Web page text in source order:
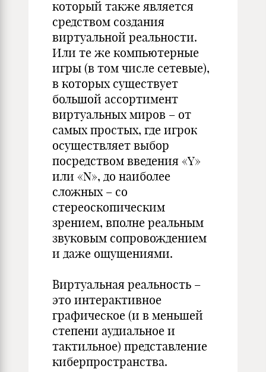
который также является
средством создания
виртуальной реальности.
Или те же компьютерные
игры (в том числе сетевые),
в которых существует
большой ассортимент
виртуальных миров – от
самых простых, где игрок
осуществляет выбор
посредством введения «Y»
или «N», до наиболее
сложных – со
стереоскопическим
зрением, вполне реальным
звуковым сопровождением
и даже ощущениями.
Виртуальная реальность –
это интерактивное
графическое (и в меньшей
степени аудиальное и
тактильное) представление
киберпространства.